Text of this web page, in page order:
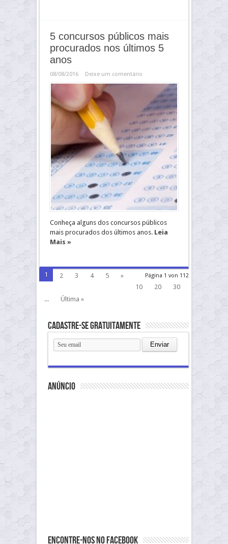
5 concursos públicos mais
procurados nos últimos 5
anos
08/08/2016 Deixe um comentário
Conheça alguns dos concursos públicos
mais procurados dos últimos anos. Leia
Mais »
Página 1 von 112
1 2 3 4 5
»
10
20
30
...
Última »
Cadastre-se gratuitamente
anúncio
Encontre-nos no Facebook